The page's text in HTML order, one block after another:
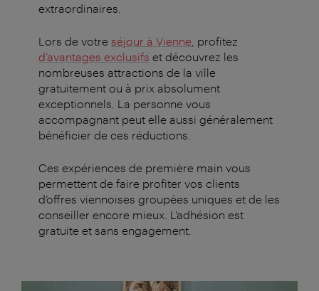
extraordinaires.
Lors de votre séjour à Vienne , profitez
d’avantages exclusifs et découvrez les
nombreuses attractions de la ville
gratuitement ou à prix absolument
exceptionnels. La personne vous
accompagnant peut elle aussi généralement
bénéficier de ces réductions.
Ces expériences de première main vous
permettent de faire profiter vos clients
d’offres viennoises groupées uniques et de les
conseiller encore mieux. L’adhésion est
gratuite et sans engagement.